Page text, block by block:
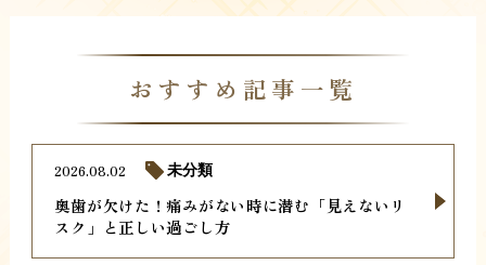
おすすめ記事一覧
奥歯が欠けた！痛みがない時に潜む「見えないリ
スク」と正しい過ごし方
2026.08.02 未分類